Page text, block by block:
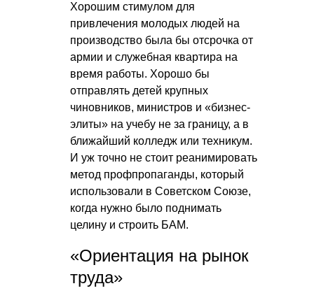
Хорошим стимулом для
привлечения молодых людей на
производство была бы отсрочка от
армии и служебная квартира на
время работы. Хорошо бы
отправлять детей крупных
чиновников, министров и «бизнес-
элиты» на учебу не за границу, а в
ближайший колледж или техникум.
И уж точно не стоит реанимировать
метод профпропаганды, который
использовали в Советском Союзе,
когда нужно было поднимать
целину и строить БАМ.
«Ориентация на рынок
труда»